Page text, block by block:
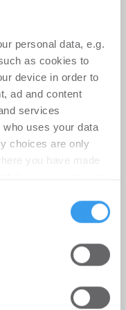
personal data, e.g.
as cookies to
device in order to
ad and content
services
who uses your data
choices are only
you have made
data is processed
and ads, to
noch nicht
...